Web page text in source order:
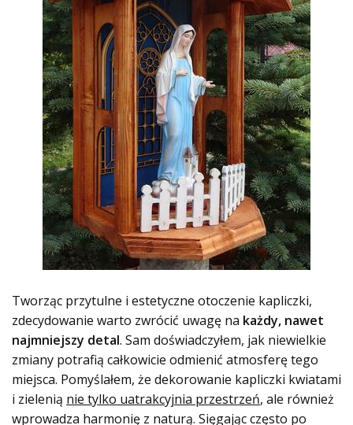
Tworząc przytulne i estetyczne otoczenie kapliczki,
zdecydowanie warto zwrócić uwagę na każdy, nawet
najmniejszy detal. Sam doświadczyłem, jak niewielkie
zmiany potrafią całkowicie odmienić atmosferę tego
miejsca. Pomyślałem, że dekorowanie kapliczki kwiatami
i zielenią nie tylko uatrakcyjnia przestrzeń, ale również
wprowadza harmonię z naturą. Sięgając często po